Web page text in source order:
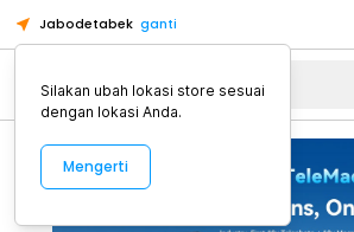
Jabodetabek ganti
Alat Kopi
Silakan ubah lokasi store sesuai
dengan lokasi Anda.
Mengerti